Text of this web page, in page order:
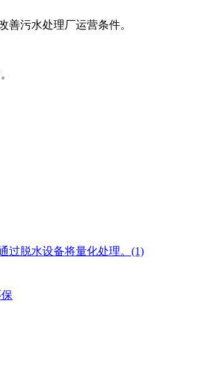
善污水处理厂运营条件。
过脱水设备将量化处理。(1)